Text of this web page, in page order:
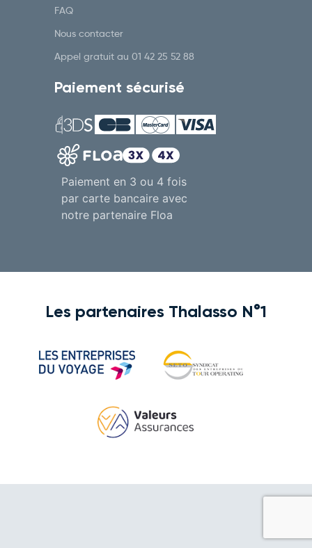
FAQ
Nous contacter
Appel gratuit au 01 42 25 52 88
Paiement sécurisé
Paiement en 3 ou 4 fois
par carte bancaire avec
notre partenaire Floa
Les partenaires Thalasso N°1